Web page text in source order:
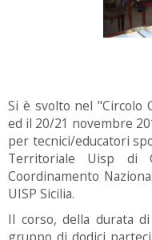
Si è svolto nel "Circolo
ed il 20/21 novembre
per tecnici/educatori
Territoriale Uisp di
Coordinamento
UISP Sicilia.
Il corso, della durata